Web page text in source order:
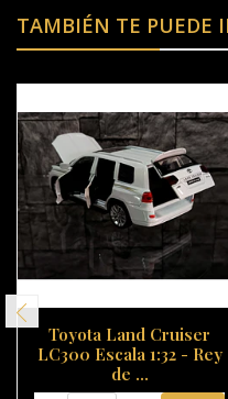
TAMBIÉN TE PUEDE
Toyota Land Cruiser
LC300 Escala 1:32 - Rey
de ...